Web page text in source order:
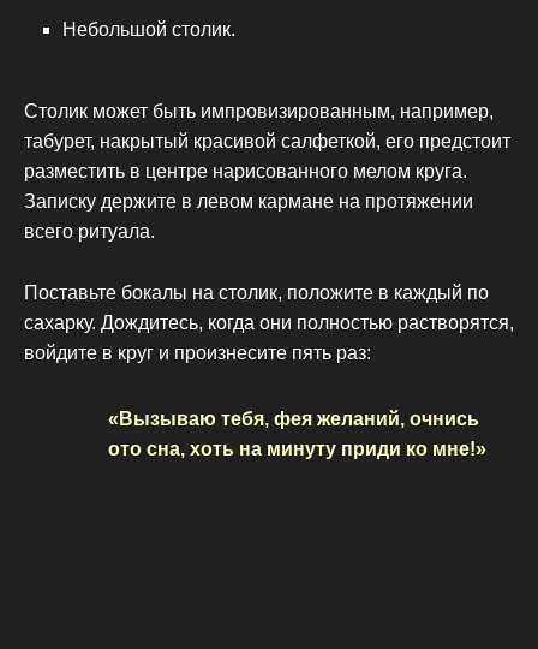
Небольшой столик.
Столик может быть импровизированным, например,
табурет, накрытый красивой салфеткой, его предстоит
разместить в центре нарисованного мелом круга.
Записку держите в левом кармане на протяжении
всего ритуала.
Поставьте бокалы на столик, положите в каждый по
сахарку. Дождитесь, когда они полностью растворятся,
войдите в круг и произнесите пять раз:
«Вызываю тебя, фея желаний, очнись
ото сна, хоть на минуту приди ко мне!»